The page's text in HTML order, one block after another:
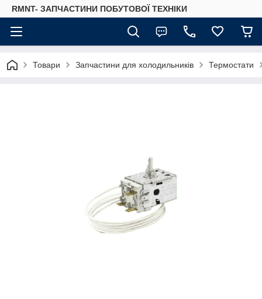
RMNT- ЗАПЧАСТИНИ ПОБУТОВОЇ ТЕХНІКИ
Товари Запчастини для холодильників Термостати